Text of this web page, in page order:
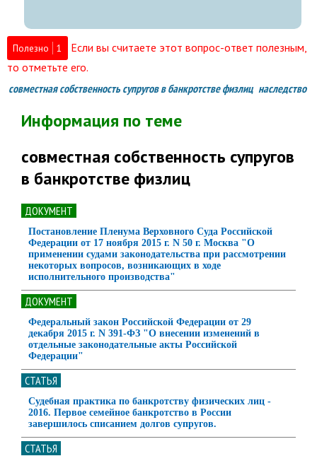
Полезно 1
Если вы считаете этот вопрос-ответ полезным,
то отметьте его.
совместная собственность супругов в банкротстве физлиц наследство
Информация по теме
совместная собственность супругов
в банкротстве физлиц
ДОКУМЕНТ
Постановление Пленума Верховного Суда Российской
Федерации от 17 ноября 2015 г. N 50 г. Москва "О
применении судами законодательства при рассмотрении
некоторых вопросов, возникающих в ходе
исполнительного производства"
ДОКУМЕНТ
Федеральный закон Российской Федерации от 29
декабря 2015 г. N 391-ФЗ "О внесении изменений в
отдельные законодательные акты Российской
Федерации"
СТАТЬЯ
Судебная практика по банкротству физических лиц -
2016. Первое семейное банкротство в России
завершилось списанием долгов супругов.
СТАТЬЯ